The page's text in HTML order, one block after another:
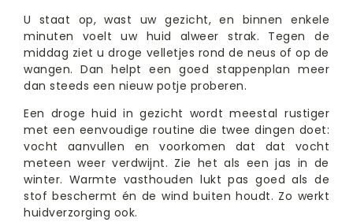
U staat op, wast uw gezicht, en binnen enkele
minuten voelt uw huid alweer strak. Tegen de
middag ziet u droge velletjes rond de neus of op de
wangen. Dan helpt een goed stappenplan meer
dan steeds een nieuw potje proberen.
Een droge huid in gezicht wordt meestal rustiger
met een eenvoudige routine die twee dingen doet:
vocht aanvullen en voorkomen dat dat vocht
meteen weer verdwijnt. Zie het als een jas in de
winter. Warmte vasthouden lukt pas goed als de
stof beschermt én de wind buiten houdt. Zo werkt
huidverzorging ook.